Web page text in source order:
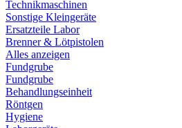
Technikmaschinen
Sonstige Kleingeräte
Ersatzteile Labor
Brenner & Lötpistolen
Alles anzeigen
Fundgrube
Fundgrube
Behandlungseinheit
Röntgen
Hygiene